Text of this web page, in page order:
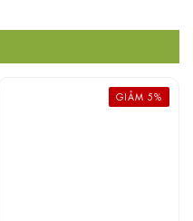
GIẢM 5%